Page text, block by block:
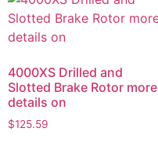
4000XS Drilled and
Slotted Brake Rotor more
details on
$125.59